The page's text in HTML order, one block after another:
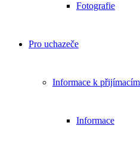
Fotografie
Pro uchazeče
Informace k
Informace